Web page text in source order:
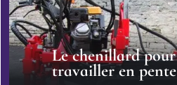
Le chenillard pour
travailler en pente